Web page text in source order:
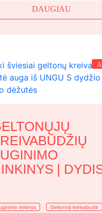
price
price
DAUGIAU
|
rinkinys Geltonoji kreivabudė